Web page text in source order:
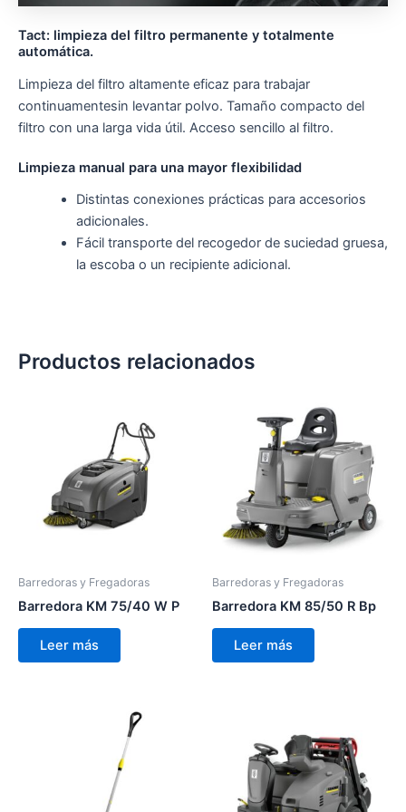
Tact: limpieza del filtro permanente y totalmente
automática.
Limpieza del filtro altamente eficaz para trabajar
continuamentesin levantar polvo. Tamaño compacto del
filtro con una larga vida útil. Acceso sencillo al filtro.
Limpieza manual para una mayor flexibilidad
Distintas conexiones prácticas para accesorios
adicionales.
Fácil transporte del recogedor de suciedad gruesa,
la escoba o un recipiente adicional.
Productos relacionados
Barredoras y Fregadoras
Barredora KM 75/40 W P
Leer más
Barredoras y Fregadoras
Barredora KM 85/50 R Bp
Leer más